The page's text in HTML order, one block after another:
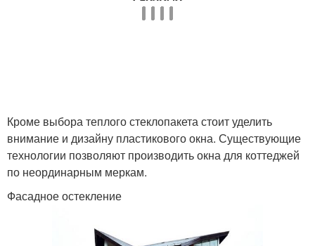
Кроме выбора теплого стеклопакета стоит уделить
внимание и дизайну пластикового окна. Существующие
технологии позволяют производить окна для коттеджей
по неординарным меркам.
Фасадное остекление